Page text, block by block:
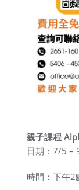
親子課程
日期：7/5 –
時間：下午2